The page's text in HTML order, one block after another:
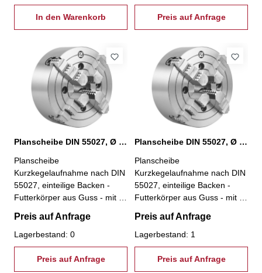
geformten Werkstücken- inkl.
je 1 Satz einteiliger
Umkehrbacken,
Befestigungsschrauben - Ø
500 mm, KK 8
In den Warenkorb
geformten Werkstücken- inkl.
je 1 Satz einteiliger
Umkehrbacken,
Befestigungsschrauben - Ø
630 mm, KK 11
Preis auf Anfrage
Planscheibe DIN 55027, Ø 630 mm, KK 15
Planscheibe
Kurzkegelaufnahme nach DIN
55027, einteilige Backen -
Futterkörper aus Guss - mit 4
besonders geeignet zum
Spannen von unregelmäßig
geformten Werkstücken- inkl.
je 1 Satz einteiliger
Preis auf Anfrage
Lagerbestand: 0
Preis auf Anfrage
Planscheibe DIN 55027, Ø 630 mm, KK 8
Planscheibe
Kurzkegelaufnahme nach DIN
55027, einteilige Backen -
Futterkörper aus Guss - mit 4
besonders geeignet zum
Spannen von unregelmäßig
geformten Werkstücken- inkl.
je 1 Satz einteiliger
Preis auf Anfrage
Lagerbestand: 1
Preis auf Anfrage